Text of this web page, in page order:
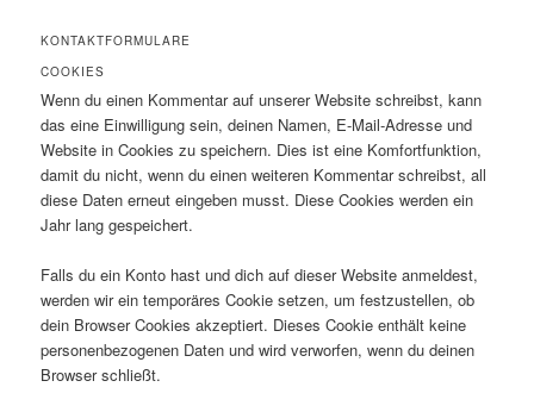
KONTAKTFORMULARE
COOKIES
Wenn du einen Kommentar auf unserer Website schreibst, kann
das eine Einwilligung sein, deinen Namen, E-Mail-Adresse und
Website in Cookies zu speichern. Dies ist eine Komfortfunktion,
damit du nicht, wenn du einen weiteren Kommentar schreibst, all
diese Daten erneut eingeben musst. Diese Cookies werden ein
Jahr lang gespeichert.
Falls du ein Konto hast und dich auf dieser Website anmeldest,
werden wir ein temporäres Cookie setzen, um festzustellen, ob
dein Browser Cookies akzeptiert. Dieses Cookie enthält keine
personenbezogenen Daten und wird verworfen, wenn du deinen
Browser schließt.